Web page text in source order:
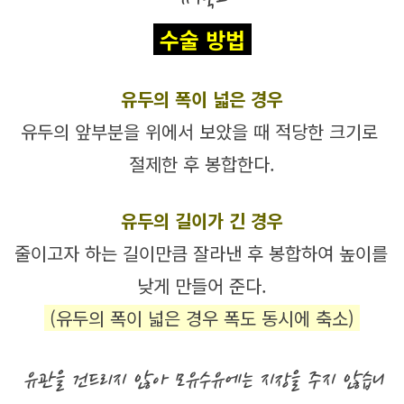
수술 방법
유두의 폭이 넓은 경우
유두의 앞부분을 위에서 보았을 때 적당한 크기로
절제한 후 봉합한다.
유두의 길이가 긴 경우
줄이고자 하는 길이만큼 잘라낸 후 봉합하여 높이를
낮게 만들어 준다.
(유두의 폭이 넓은 경우 폭도 동시에 축소)
유관을 건드리지 않아 모유수유에는 지장을 주지 않습니